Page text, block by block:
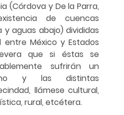
(Córdova y De la Parra,
de cuencas
aguas abajo) divididas
México y Estados
que si éstas se
sufrirán un
y las distintas
llámese cultural,
rural, etcétera.